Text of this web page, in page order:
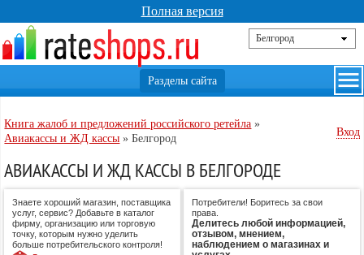
Полная версия
Книга жалоб и предложений российского ретейла »
Авиакассы и ЖД кассы »Белгород
Вход
АВИАКАССЫ И ЖД КАССЫ В БЕЛГОРОДЕ
Знаете хороший магазин, поставщика
услуг, сервис? Добавьте в каталог
фирму, организацию или торговую
точку, которым нужно уделить
больше потребительского контроля!
Потребители! Боритесь за свои
права.
Делитесь любой информацией,
отзывом, мнением,
наблюдением о магазинах и